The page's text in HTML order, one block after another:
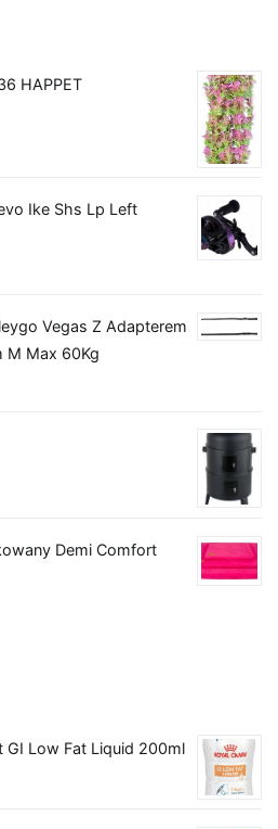
HAPPET
Ike Shs Lp Left
Vegas Z Adapterem
M Max 60Kg
Demi Comfort
GI Low Fat Liquid 200ml